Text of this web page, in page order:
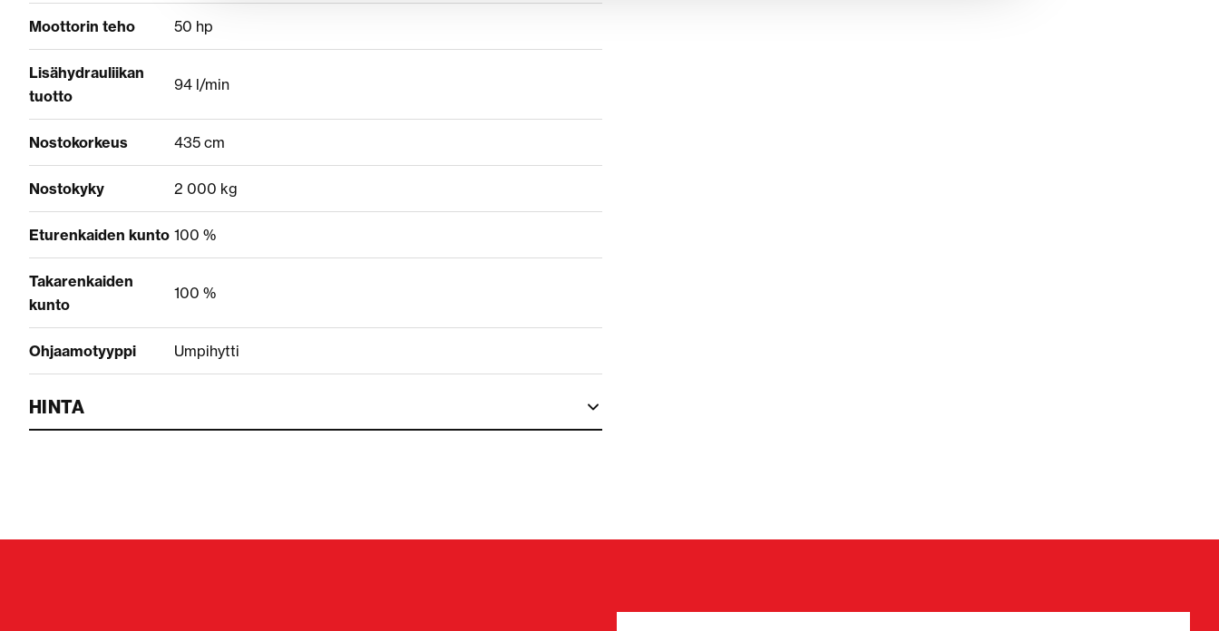
Moottorin teho 50 hp
Lisähydrauliikan
tuotto
94 l/min
Nostokorkeus 435 cm
Nostokyky 2 000 kg
Eturenkaiden kunto 100 %
Takarenkaiden
kunto
100 %
Ohjaamotyyppi Umpihytti
HINTA